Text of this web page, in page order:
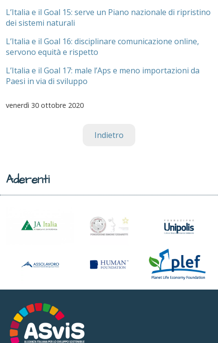
L’Italia e il Goal 15: serve un Piano nazionale di ripristino
dei sistemi naturali
L’Italia e il Goal 16: disciplinare comunicazione online,
servono equità e rispetto
L’Italia e il Goal 17: male l’Aps e meno importazioni da
Paesi in via di sviluppo
venerdì 30 ottobre 2020
Indietro
Aderenti